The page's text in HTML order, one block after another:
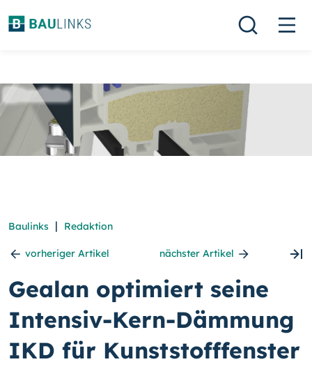
Baulinks | Redaktion
vorheriger Artikel nächster Artikel
Gealan optimiert seine
Intensiv-Kern-Dämmung
IKD für Kunststofffenster